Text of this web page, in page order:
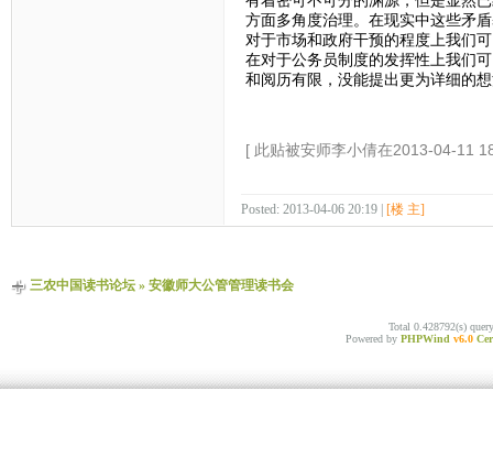
方面多角度治理。在现实中这些矛
对于市场和政府干预的程度上我们
在对于公务员制度的发挥性上我们
和阅历有限，没能提出更为详细的
[ 此贴被安师李小倩在2013-04-11
Posted: 2013-04-06 20:19 | [楼 主]
三农中国读书论坛» 安徽师大公管管理读书会
Total 0.428792(s)
Powered by PHPWind v6.0